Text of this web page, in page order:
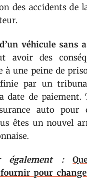
des accidents de
véhicule sans
avoir des
à une peine de
par un
date de paiement.
auto pour
êtes un nouvel
également :
pour